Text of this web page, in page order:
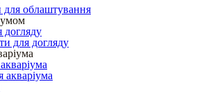
для облаштування
догляду
для догляду
акваріума